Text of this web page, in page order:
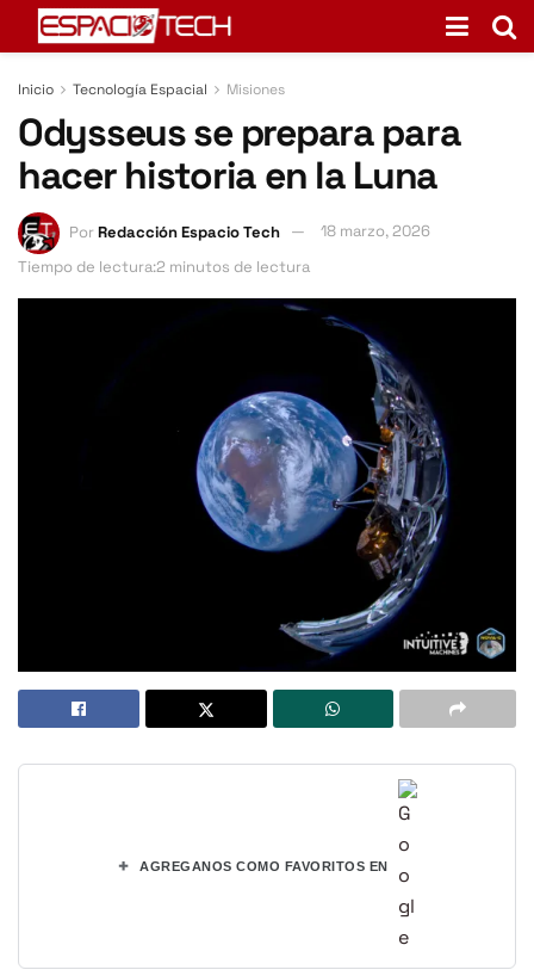
Inicio Tecnología Espacial Misiones
Odysseus se prepara para
hacer historia en la Luna
PorRedacción Espacio Tech
18 marzo, 2026
Tiempo de lectura:2 minutos de lectura
+ AGREGANOS COMO FAVORITOS EN